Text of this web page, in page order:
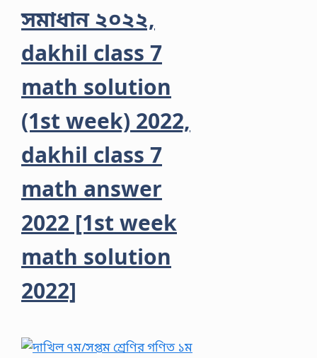
সমাধান ২০২২,
dakhil class 7
math solution
(1st week) 2022,
dakhil class 7
math answer
2022 [1st week
math solution
2022]